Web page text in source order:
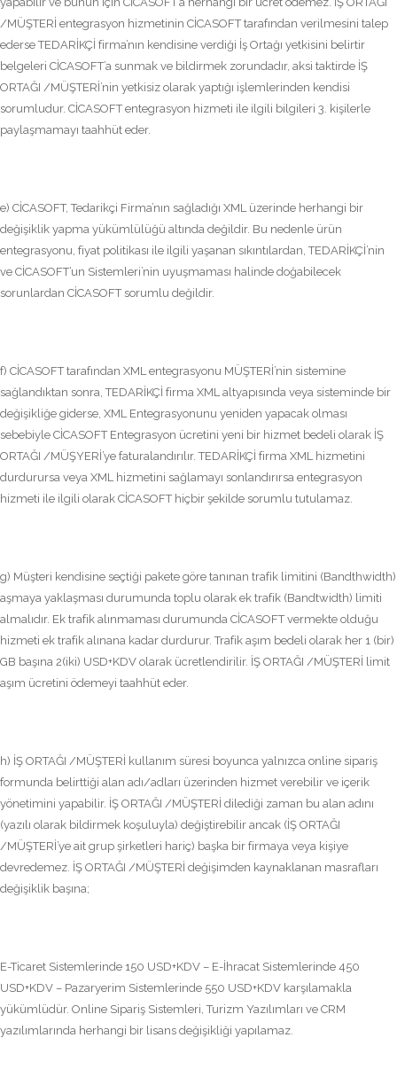
/MÜŞTERİ entegrasyon hizmetinin CİCASOFT tarafından verilmesini talep
ederse TEDARİKÇİ firma’nın kendisine verdiği İş Ortağı yetkisini belirtir
belgeleri CİCASOFT’a sunmak ve bildirmek zorundadır, aksi taktirde İŞ
ORTAĞI /MÜŞTERİ’nin yetkisiz olarak yaptığı işlemlerinden kendisi
sorumludur. CİCASOFT entegrasyon hizmeti ile ilgili bilgileri 3. kişilerle
paylaşmamayı taahhüt eder.
e) CİCASOFT, Tedarikçi Firma’nın sağladığı XML üzerinde herhangi bir
değişiklik yapma yükümlülüğü altında değildir. Bu nedenle ürün
entegrasyonu, fiyat politikası ile ilgili yaşanan sıkıntılardan, TEDARİKÇİ’nin
ve CİCASOFT’un Sistemleri’nin uyuşmaması halinde doğabilecek
sorunlardan CİCASOFT sorumlu değildir.
f) CİCASOFT tarafından XML entegrasyonu MÜŞTERİ’nin sistemine
sağlandıktan sonra, TEDARİKÇİ firma XML altyapısında veya sisteminde bir
değişikliğe giderse, XML Entegrasyonunu yeniden yapacak olması
sebebiyle CİCASOFT Entegrasyon ücretini yeni bir hizmet bedeli olarak İŞ
ORTAĞI /MÜŞYERİ’ye faturalandırılır. TEDARİKÇİ firma XML hizmetini
durdurursa veya XML hizmetini sağlamayı sonlandırırsa entegrasyon
hizmeti ile ilgili olarak CİCASOFT hiçbir şekilde sorumlu tutulamaz.
g) Müşteri kendisine seçtiği pakete göre tanınan trafik limitini (Bandthwidth)
aşmaya yaklaşması durumunda toplu olarak ek trafik (Bandtwidth) limiti
almalıdır. Ek trafik alınmaması durumunda CİCASOFT vermekte olduğu
hizmeti ek trafik alınana kadar durdurur. Trafik aşım bedeli olarak her 1 (bir)
GB başına 2(iki) USD+KDV olarak ücretlendirilir. İŞ ORTAĞI /MÜŞTERİ limit
aşım ücretini ödemeyi taahhüt eder.
h) İŞ ORTAĞI /MÜŞTERİ kullanım süresi boyunca yalnızca online sipariş
formunda belirttiği alan adı/adları üzerinden hizmet verebilir ve içerik
yönetimini yapabilir. İŞ ORTAĞI /MÜŞTERİ dilediği zaman bu alan adını
(yazılı olarak bildirmek koşuluyla) değiştirebilir ancak (İŞ ORTAĞI
/MÜŞTERİ’ye ait grup şirketleri hariç) başka bir firmaya veya kişiye
devredemez. İŞ ORTAĞI /MÜŞTERİ değişimden kaynaklanan masrafları
değişiklik başına;
E-Ticaret Sistemlerinde 150 USD+KDV – E-İhracat Sistemlerinde 450
USD+KDV – Pazaryerim Sistemlerinde 550 USD+KDV karşılamakla
yükümlüdür. Online Sipariş Sistemleri, Turizm Yazılımları ve CRM
yazılımlarında herhangi bir lisans değişikliği yapılamaz.